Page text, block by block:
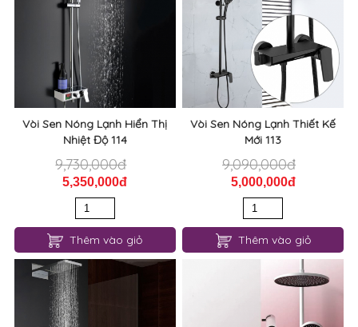
Vòi Sen Nóng Lạnh Hiển Thị
Nhiệt Độ 114
9,730,000đ
5,350,000đ
Thêm vào giỏ
Vòi Sen Nóng Lạnh Thiết Kế
Mới 113
9,090,000đ
5,000,000đ
Thêm vào giỏ